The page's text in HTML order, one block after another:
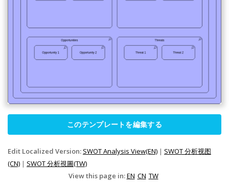
このテンプレートを編集する
Edit Localized Version: SWOT Analysis View(EN) | SWOT 分析视图
(CN) | SWOT 分析視圖(TW)
View this page in:EN CN TW